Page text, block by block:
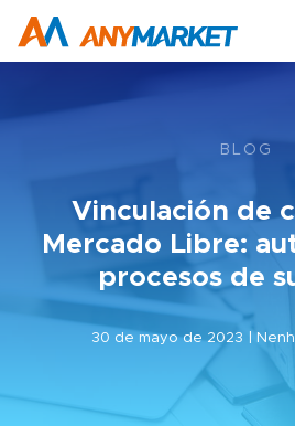
BLOG
Vinculación de
Mercado Libre:
procesos de
30 de mayo de 2023 |